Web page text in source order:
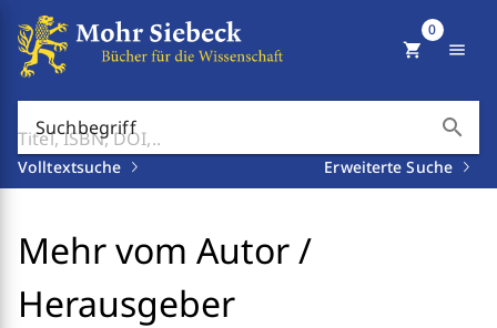
Suchbegriff search
Volltextsuche Erweiterte Suche
shopping_cart
0
menu
Mehr vom Autor /
Herausgeber